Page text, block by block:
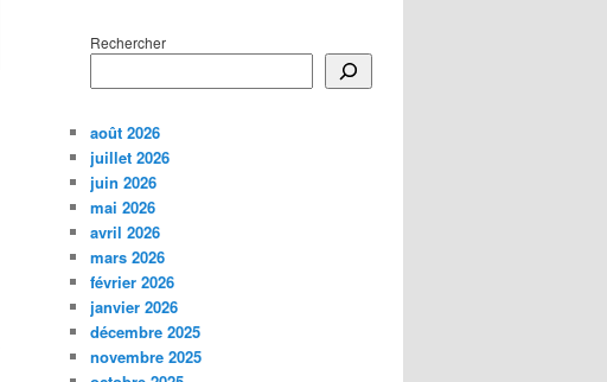
Rechercher
août 2026
juillet 2026
juin 2026
mai 2026
avril 2026
mars 2026
février 2026
janvier 2026
décembre 2025
novembre 2025